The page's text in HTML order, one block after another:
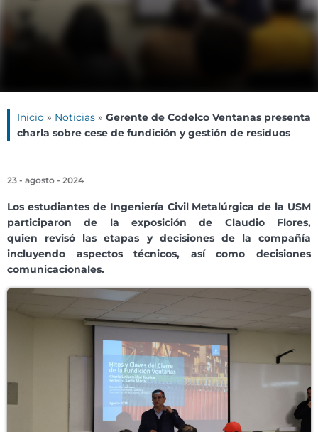
Inicio » Noticias » Gerente de Codelco Ventanas presenta
charla sobre cese de fundición y gestión de residuos
23 - agosto - 2024
Los estudiantes de Ingeniería Civil Metalúrgica de la USM
participaron de la exposición de Claudio Flores,
quien revisó las etapas y decisiones de la compañía
incluyendo aspectos técnicos, así como decisiones
comunicacionales.